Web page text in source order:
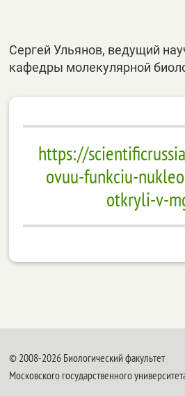
Сергей Ульянов, ведущий
кафедры молекулярной
https://
ovuu-funkciu-
otkryli-v-
© 2008-2026 Биологический факультет
Московского государственного